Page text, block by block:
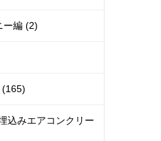
ー編 (2)
(165)
込みエアコンクリー